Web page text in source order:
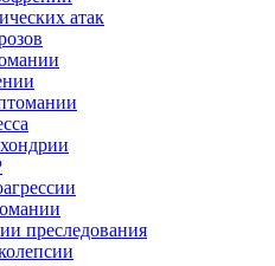
атак
преследования